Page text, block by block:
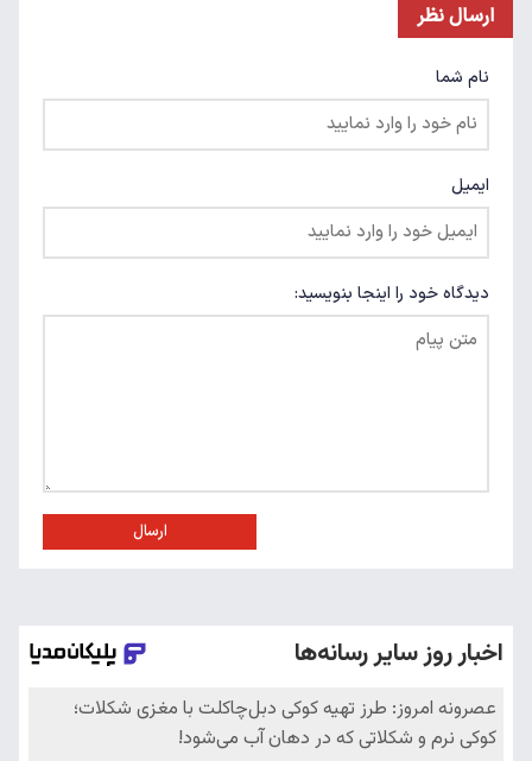
ارسال نظر
نام شما
ایمیل
دیدگاه خود را اینجا بنویسید:
ارسال